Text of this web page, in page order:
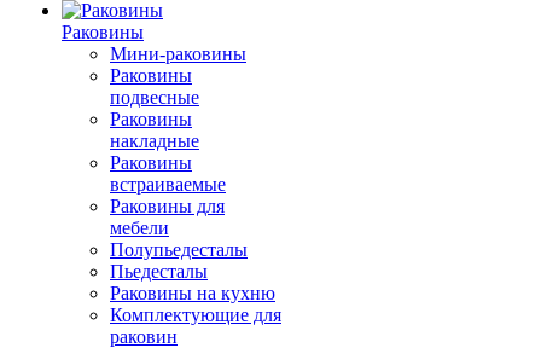
Раковины
Мини-раковины
Раковины
подвесные
Раковины
накладные
Раковины
встраиваемые
Раковины для
мебели
Полупьедесталы
Пьедесталы
Раковины на кухню
Комплектующие для
раковин